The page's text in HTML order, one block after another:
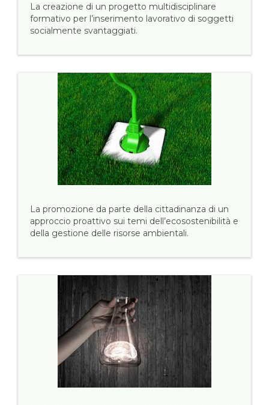
La creazione di un progetto multidisciplinare
formativo per l’inserimento lavorativo di soggetti
socialmente svantaggiati.
La promozione da parte della cittadinanza di un
approccio proattivo sui temi dell’ecosostenibilità e
della gestione delle risorse ambientali.